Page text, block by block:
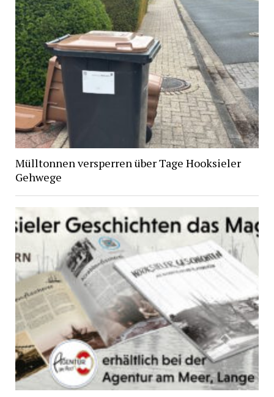
Mülltonnen versperren über Tage Hooksieler
Gehwege